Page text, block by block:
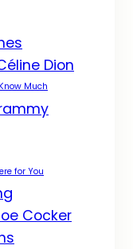
Dion
Much
for You
Cocker